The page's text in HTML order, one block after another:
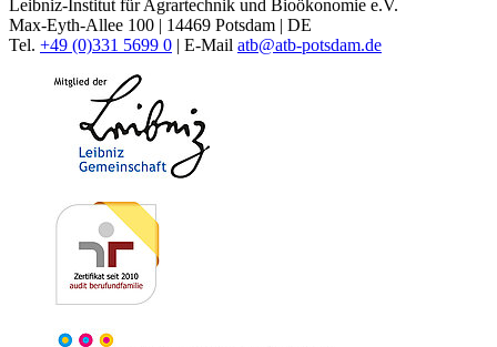
Leibniz-Institut für Agrartechnik und Bioökonomie e.V.
Max-Eyth-Allee 100 | 14469 Potsdam | DE
Tel. +49 (0)331 5699 0 | E-Mail atb@atb-potsdam.de